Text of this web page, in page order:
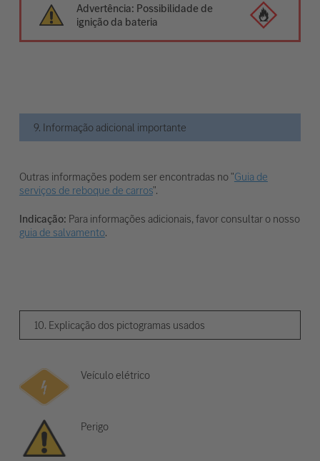
Advertência: Possibilidade de
ignição da bateria
9. Informação adicional importante
Outras informações podem ser encontradas no "Guia de
serviços de reboque de carros".
Indicação: Para informações adicionais, favor consultar o nosso
guia de salvamento.
10. Explicação dos pictogramas usados
Veículo elétrico
Perigo